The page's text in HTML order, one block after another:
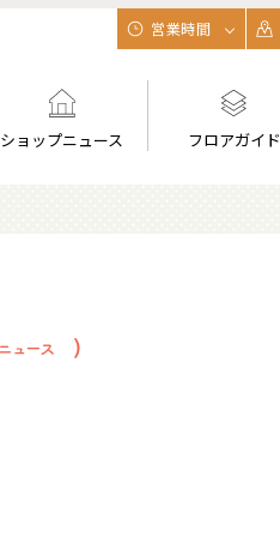
ショップニュース フロアガイド
営業時間